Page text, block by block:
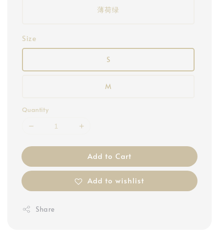
薄荷绿
Size
S
M
Quantity
Add to Cart
Add to wishlist
Share